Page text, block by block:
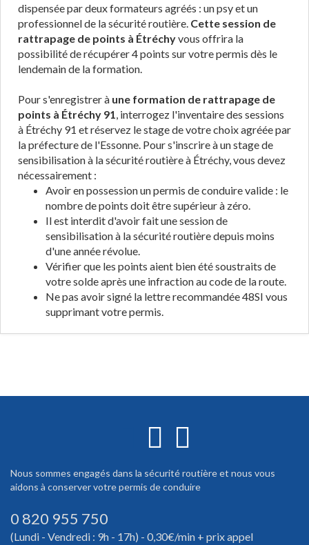
dispensée par deux formateurs agréés : un psy et un
professionnel de la sécurité routière. Cette session de
rattrapage de points à Étréchyvous offrira la
possibilité de récupérer 4 points sur votre permis dès le
lendemain de la formation.
Pour s'enregistrer à une formation de rattrapage de
points à Étréchy 91, interrogez l'inventaire des sessions
à Étréchy 91 et réservez le stage de votre choix agréée par
la préfecture de l'Essonne. Pour s'inscrire à un stage de
sensibilisation à la sécurité routière à Étréchy, vous devez
nécessairement :
Avoir en possession un permis de conduire valide : le
nombre de points doit être supérieur à zéro.
Il est interdit d'avoir fait une session de
sensibilisation à la sécurité routière depuis moins
d'une année révolue.
Vérifier que les points aient bien été soustraits de
votre solde après une infraction au code de la route.
Ne pas avoir signé la lettre recommandée 48SI vous
supprimant votre permis.
Nous sommes engagés dans la sécurité routière et nous vous
aidons à conserver votre permis de conduire
0 820 955 750
(Lundi - Vendredi : 9h - 17h) - 0,30€/min + prix appel